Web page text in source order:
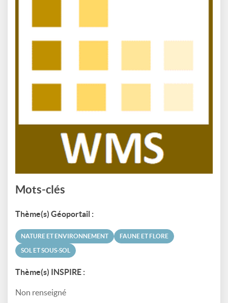
Mots-clés
Thème(s) Géoportail :
NATURE ET ENVIRONNEMENT FAUNE ET FLORE
SOL ET SOUS-SOL
Thème(s) INSPIRE :
Non renseigné